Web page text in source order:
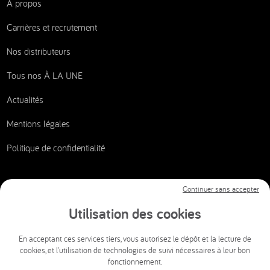
À propos
Carrières et recrutement
Nos distributeurs
Tous nos À LA UNE
Actualités
Mentions légales
Politique de confidentialité
CSI AUDIOVISUEL
info@csi-audiovisuel.com
Utilisation des cookies
En acceptant ces services tiers, vous autorisez le dépôt et la lecture de
cookies, et l'utilisation de technologies de suivi nécessaires à leur bon
fonctionnement.
Continuer sans accepter